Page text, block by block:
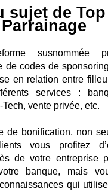
sujet de Top
Parrainage
susnommée
de codes de
en relation entre
services :
vente privée, etc.
de bonification, non
vous profitez
de votre entreprise
banque, mais
qui